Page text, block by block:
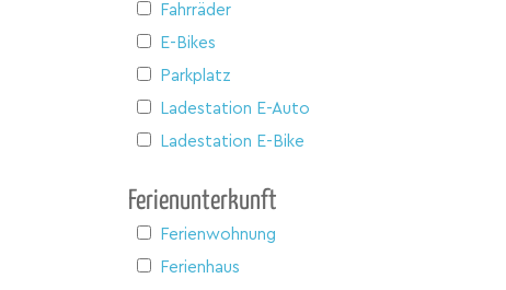
Fahrräder
E-Bikes
Parkplatz
Ladestation E-Auto
Ladestation E-Bike
Ferienunterkunft
Ferienwohnung
Ferienhaus